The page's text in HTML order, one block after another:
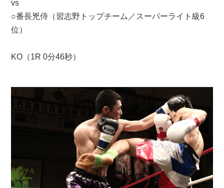
vs
○番長兇侍（習志野トップチーム／スーパーライト級6
位）
KO（1R 0分46秒）